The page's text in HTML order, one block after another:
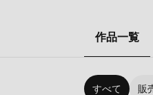
作品一覧
すべて 販